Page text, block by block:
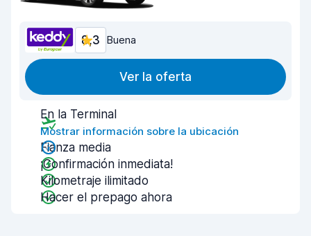
8,3 Buena
Ver la oferta
En la Terminal
Mostrar información sobre la ubicación
Fianza media
¡Confirmación inmediata!
Kilometraje ilimitado
Hacer el prepago ahora